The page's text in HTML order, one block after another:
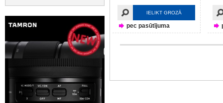
IELIKT GROZĀ
pec pasūtījuma